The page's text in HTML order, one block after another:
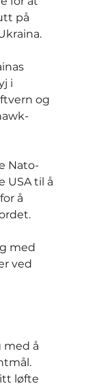
på
i
og
Nato-
USA til å
å
med
ved
med å
løfte